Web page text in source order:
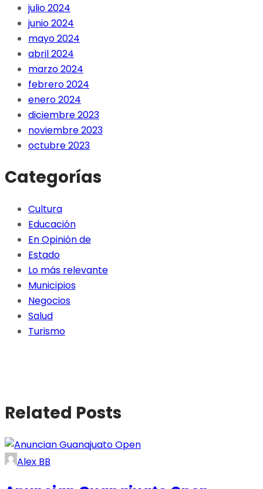
julio 2024
junio 2024
mayo 2024
abril 2024
marzo 2024
febrero 2024
enero 2024
diciembre 2023
noviembre 2023
octubre 2023
Categorías
Cultura
Educación
En Opinión de
Estado
Lo más relevante
Municipios
Negocios
Salud
Turismo
Related Posts
Alex BB